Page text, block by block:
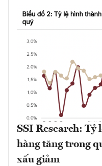
SSI Research: Tỷ
hàng tăng trong
xấu giảm